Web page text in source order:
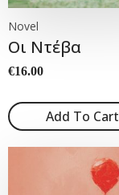
Novel
Οι Ντέβα
€16.00
Add To Cart